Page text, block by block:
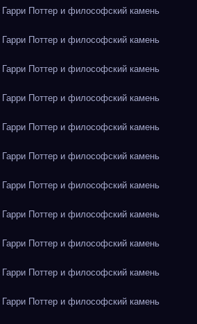
Поттер и философский камень
Поттер и философский камень
Поттер и философский камень
Поттер и философский камень
Поттер и философский камень
Поттер и философский камень
Поттер и философский камень
Поттер и философский камень
Поттер и философский камень
Поттер и философский камень
Поттер и философский камень